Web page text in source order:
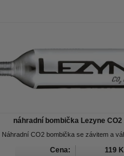
náhradní bombička Lezyne CO2
Náhradní CO2 bombička se závitem a
Cena: 119